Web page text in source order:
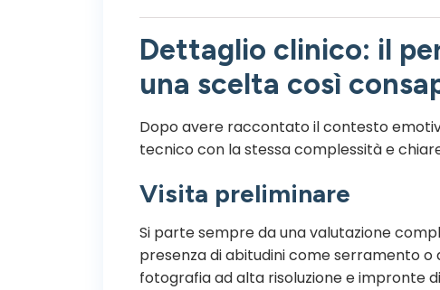
Dettaglio clinico: il
una scelta così
Dopo avere raccontato il contesto
tecnico con la stessa complessità e
Visita preliminare
Si parte sempre da una valutazione
presenza di abitudini come serramento
fotografia ad alta risoluzione e impronte